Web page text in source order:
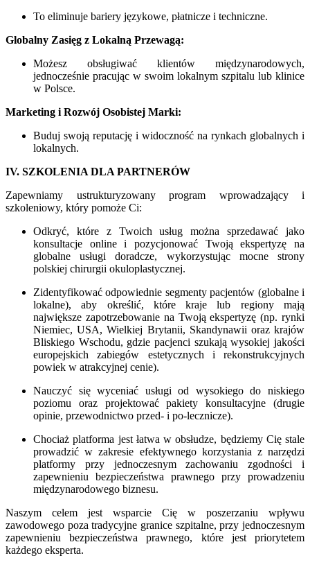
To eliminuje bariery językowe, płatnicze i techniczne.
Globalny Zasięg z Lokalną Przewagą:
Możesz obsługiwać klientów międzynarodowych,
jednocześnie pracując w swoim lokalnym szpitalu lub klinice
w Polsce.
Marketing i Rozwój Osobistej Marki:
Buduj swoją reputację i widoczność na rynkach globalnych i
lokalnych.
IV. SZKOLENIA DLA PARTNERÓW
Zapewniamy ustrukturyzowany program wprowadzający i
szkoleniowy, który pomoże Ci:
Odkryć, które z Twoich usług można sprzedawać jako
konsultacje online i pozycjonować Twoją ekspertyzę na
globalne usługi doradcze, wykorzystując mocne strony
polskiej chirurgii okuloplastycznej.
Zidentyfikować odpowiednie segmenty pacjentów (globalne i
lokalne), aby określić, które kraje lub regiony mają
największe zapotrzebowanie na Twoją ekspertyzę (np. rynki
Niemiec, USA, Wielkiej Brytanii, Skandynawii oraz krajów
Bliskiego Wschodu, gdzie pacjenci szukają wysokiej jakości
europejskich zabiegów estetycznych i rekonstrukcyjnych
powiek w atrakcyjnej cenie).
Nauczyć się wyceniać usługi od wysokiego do niskiego
poziomu oraz projektować pakiety konsultacyjne (drugie
opinie, przewodnictwo przed- i po-lecznicze).
Chociaż platforma jest łatwa w obsłudze, będziemy Cię stale
prowadzić w zakresie efektywnego korzystania z narzędzi
platformy przy jednoczesnym zachowaniu zgodności i
zapewnieniu bezpieczeństwa prawnego przy prowadzeniu
międzynarodowego biznesu.
Naszym celem jest wsparcie Cię w poszerzaniu wpływu
zawodowego poza tradycyjne granice szpitalne, przy jednoczesnym
zapewnieniu bezpieczeństwa prawnego, które jest priorytetem
każdego eksperta.